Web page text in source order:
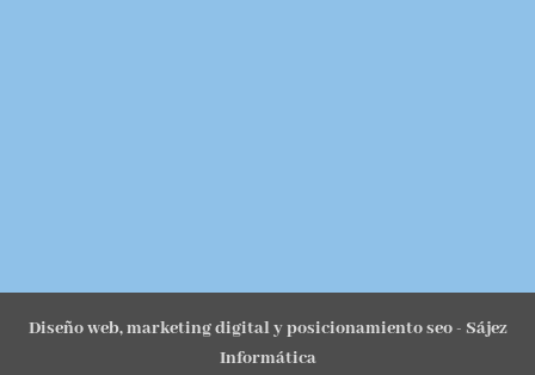
Diseño web, marketing digital y posicionamiento seo- Sájez
Informática